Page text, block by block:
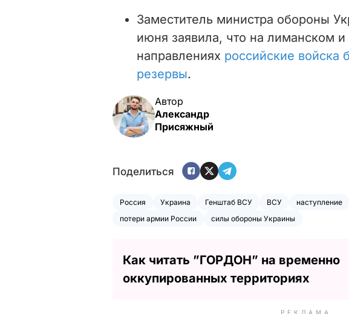
Заместитель министра обороны
июня заявила, что на лиманском и
направлениях российские войска
резервы.
Автор
Александр
Присяжный
Поделиться
Россия Украина Генштаб ВСУ ВСУ наступление
потери армии России
силы обороны Украины
Как читать ”ГОРДОН” на временно
оккупированных территориях
РЕКЛАМА